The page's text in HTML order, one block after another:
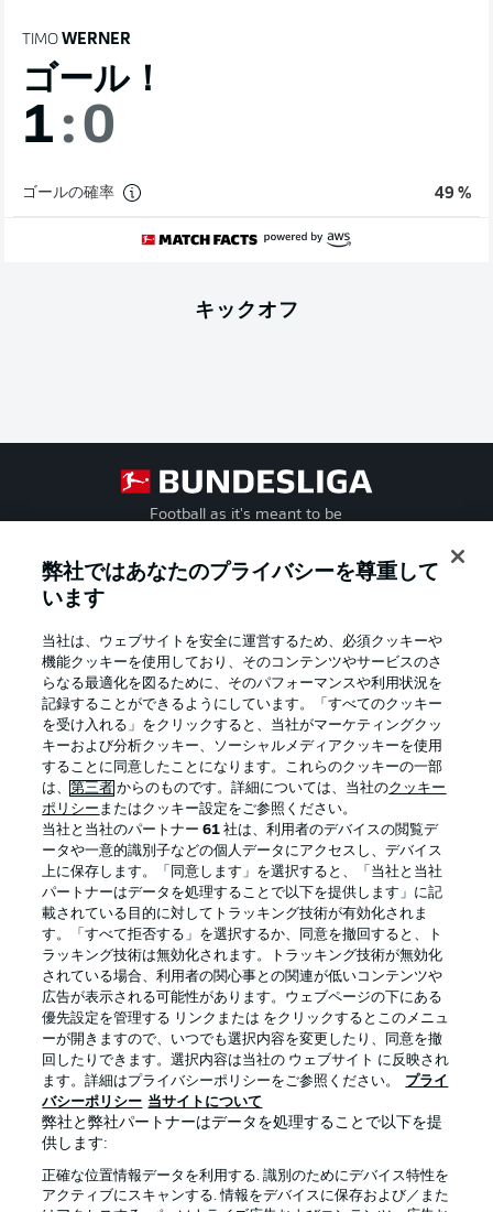
TIMO WERNER
ゴール！
1:0
ゴールの確率 49 %
キックオフ
Football as it's meant to be
Official Partners
プライバシー・ポリシー 優先設定を管理する
利用条件 放送局
求人 選手
当サイトについて
弊社ではあなたのプライバシーを尊重して
います
当社は、ウェブサイトを安全に運営するため、必須クッキーや
機能クッキーを使用しており、そのコンテンツやサービスのさ
らなる最適化を図るために、そのパフォーマンスや利用状況を
記録することができるようにしています。「すべてのクッキー
を受け入れる」をクリックすると、当社がマーケティングクッ
キーおよび分析クッキー、ソーシャルメディアクッキーを使用
することに同意したことになります。これらのクッキーの一部
は、第三者 からのものです。詳細については、当社のクッキー
ポリシー またはクッキー設定をご参照ください。
当社と当社のパートナー61 社は、利用者のデバイスの閲覧デ
ータや一意的識別子などの個人データにアクセスし、デバイス
上に保存します。「同意します」を選択すると、「当社と当社
パートナーはデータを処理することで以下を提供します」に記
載されている目的に対してトラッキング技術が有効化されま
す。「すべて拒否する」を選択するか、同意を撤回すると、ト
ラッキング技術は無効化されます。トラッキング技術が無効化
されている場合、利用者の関心事との関連が低いコンテンツや
広告が表示される可能性があります。ウェブページの下にある
優先設定を管理する リンクまたは をクリックするとこのメニュ
ーが開きますので、いつでも選択内容を変更したり、同意を撤
回したりできます。選択内容は当社の ウェブサイト に反映され
ます。詳細はプライバシーポリシーをご参照ください。
プライ
バシーポリシー 当サイトについて
弊社と弊社パートナーはデータを処理することで以下を提
供します:
正確な位置情報データを利用する. 識別のためにデバイス特性を
アクティブにスキャンする. 情報をデバイスに保存および／また